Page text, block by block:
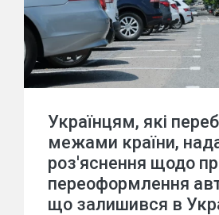
Українцям, які
межами країни,
роз'яснення щодо
переоформлення
що залишився в